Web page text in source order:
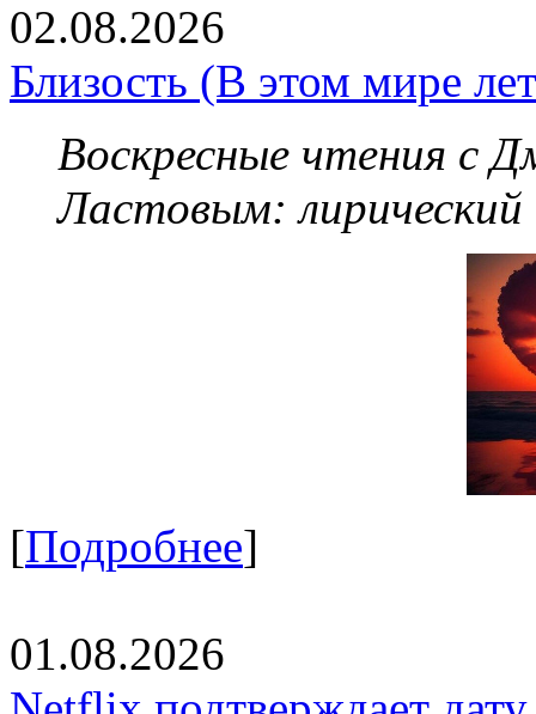
02.08.2026
Близость (В этом мире
Воскресные чтения с
Ластовым:
[Подробнее]
01.08.2026